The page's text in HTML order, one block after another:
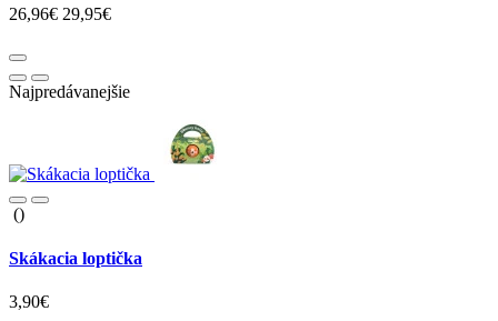
26,96€ 29,95€
Najpredávanejšie
()
Skákacia loptička
3,90€